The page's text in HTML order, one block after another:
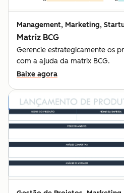
Management, Marketing,
Matriz BCG
Gerencie estrategicamente os
com a ajuda da matrix BCG.
Baixe agora